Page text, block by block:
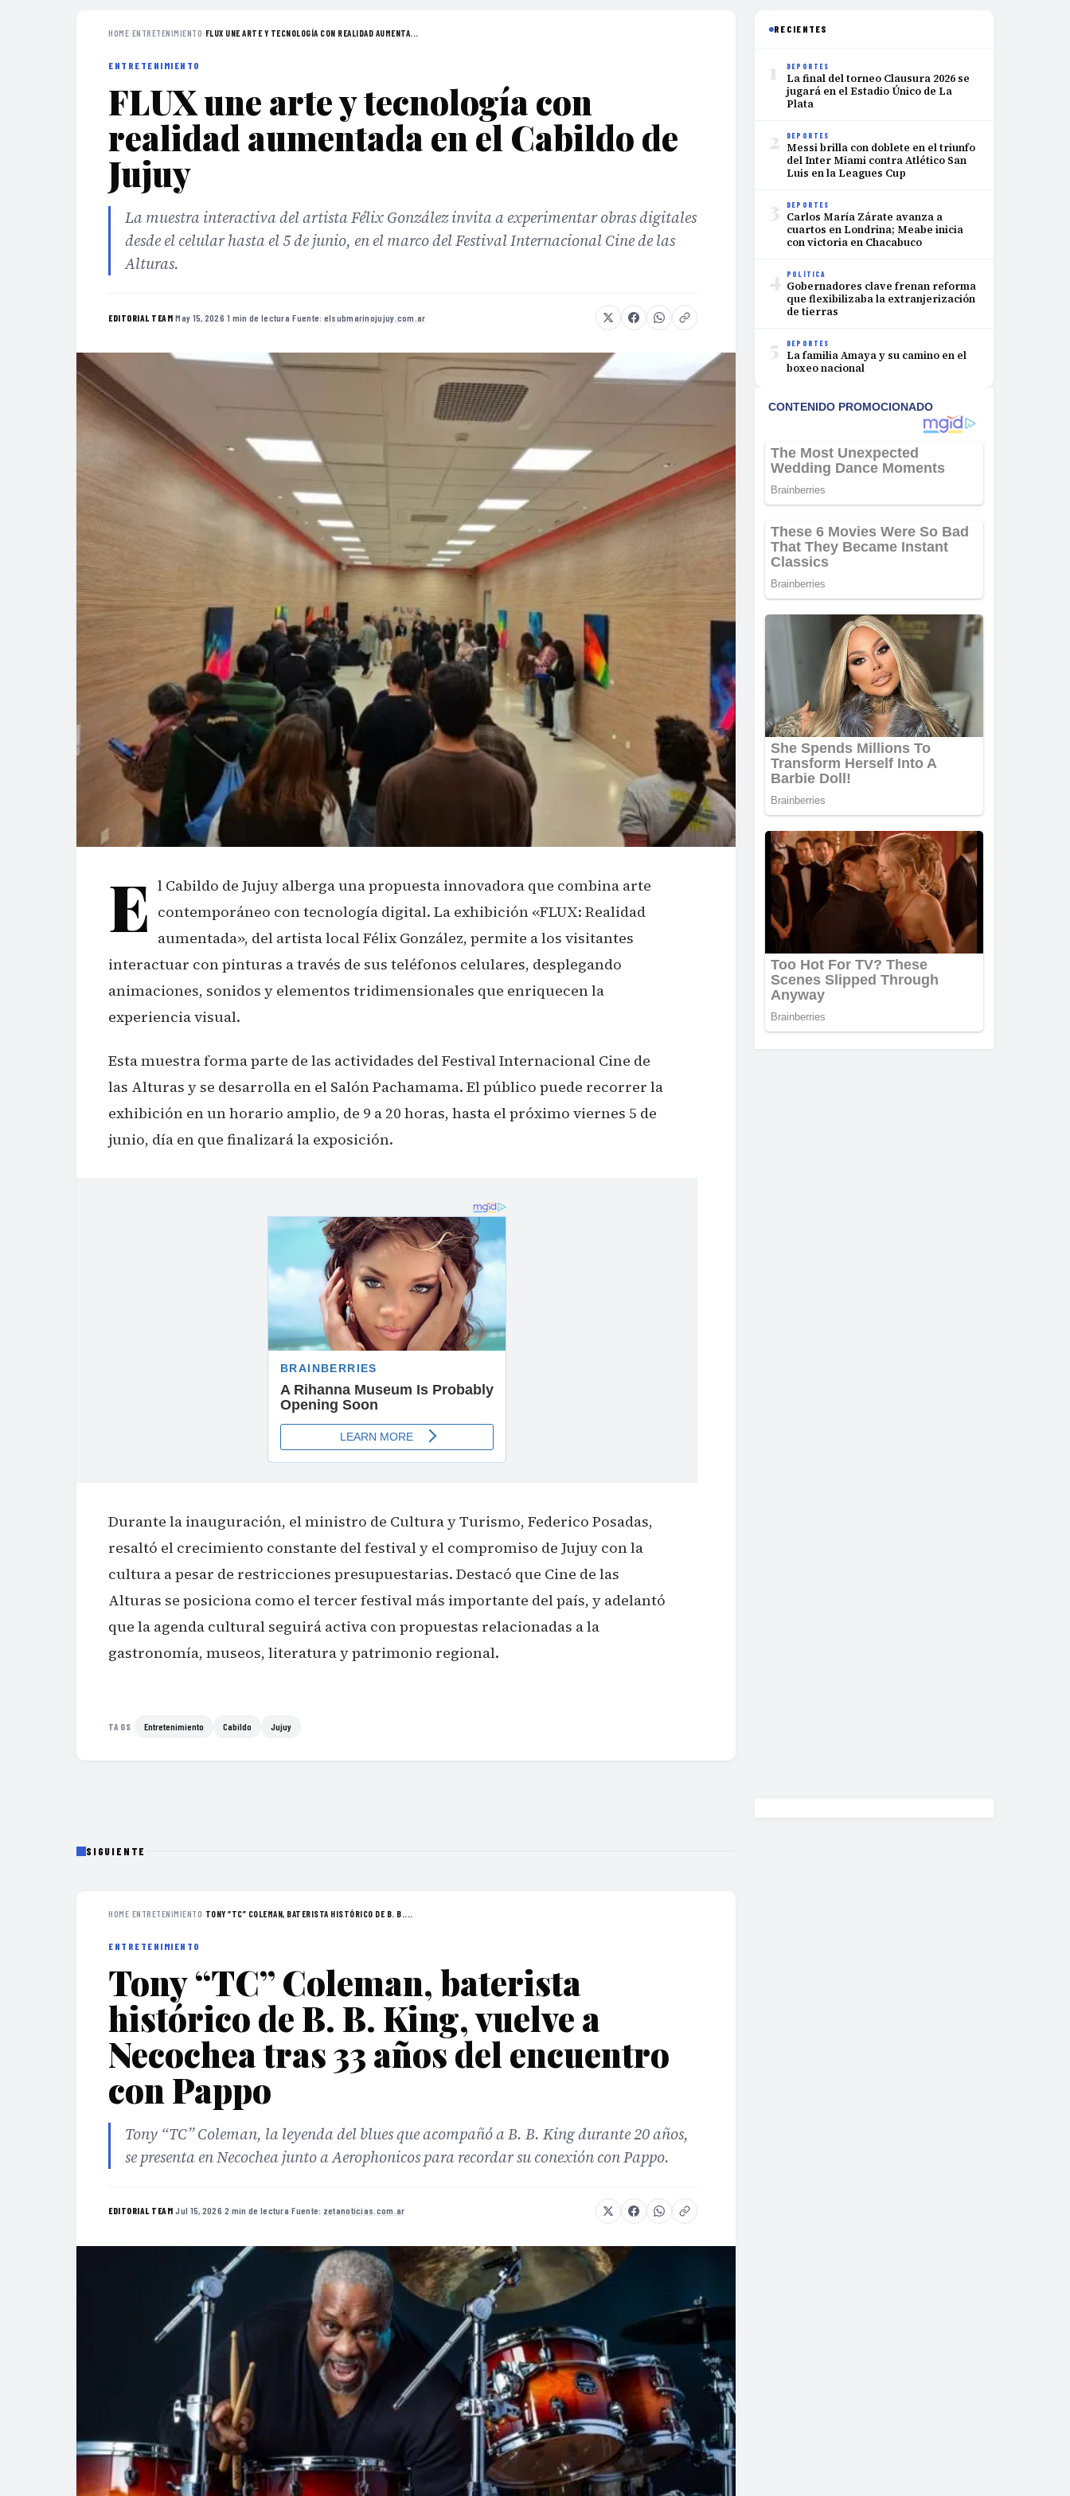
HOME›ENTRETENIMIENTO› FLUX UNE ARTE Y TECNOLOGÍA CON REALIDAD AUMENTA...
ENTRETENIMIENTO
FLUX une arte y tecnología con
realidad aumentada en el Cabildo de
Jujuy
La muestra interactiva del artista Félix González invita a experimentar obras digitales
desde el celular hasta el 5 de junio, en el marco del Festival Internacional Cine de las
Alturas.
EDITORIAL TEAM·May 15, 2026·1 min de lectura·Fuente: elsubmarinojujuy.com.ar
E l Cabildo de Jujuy alberga una propuesta innovadora que combina arte
contemporáneo con tecnología digital. La exhibición «FLUX: Realidad
aumentada», del artista local Félix González, permite a los visitantes
interactuar con pinturas a través de sus teléfonos celulares, desplegando
animaciones, sonidos y elementos tridimensionales que enriquecen la
experiencia visual.
Esta muestra forma parte de las actividades del Festival Internacional Cine de
las Alturas y se desarrolla en el Salón Pachamama. El público puede recorrer la
exhibición en un horario amplio, de 9 a 20 horas, hasta el próximo viernes 5 de
junio, día en que finalizará la exposición.
Durante la inauguración, el ministro de Cultura y Turismo, Federico Posadas,
resaltó el crecimiento constante del festival y el compromiso de Jujuy con la
cultura a pesar de restricciones presupuestarias. Destacó que Cine de las
Alturas se posiciona como el tercer festival más importante del país, y adelantó
que la agenda cultural seguirá activa con propuestas relacionadas a la
gastronomía, museos, literatura y patrimonio regional.
TAGS Entretenimiento Cabildo Jujuy
RECIENTES
1 DEPORTES
La final del torneo Clausura 2026 se
jugará en el Estadio Único de La
Plata
2 DEPORTES
Messi brilla con doblete en el triunfo
del Inter Miami contra Atlético San
Luis en la Leagues Cup
3 DEPORTES
Carlos María Zárate avanza a
cuartos en Londrina; Meabe inicia
con victoria en Chacabuco
4 POLÍTICA
Gobernadores clave frenan reforma
que flexibilizaba la extranjerización
de tierras
5 DEPORTES
La familia Amaya y su camino en el
boxeo nacional
SIGUIENTE
HOME›ENTRETENIMIENTO› TONY “TC” COLEMAN, BATERISTA HISTÓRICO DE B. B....
ENTRETENIMIENTO
Tony “TC” Coleman, baterista
histórico de B. B. King, vuelve a
Necochea tras 33 años del encuentro
con Pappo
Tony “TC” Coleman, la leyenda del blues que acompañó a B. B. King durante 20 años,
se presenta en Necochea junto a Aerophonicos para recordar su conexión con Pappo.
EDITORIAL TEAM·Jul 15, 2026·2 min de lectura·Fuente: zetanoticias.com.ar